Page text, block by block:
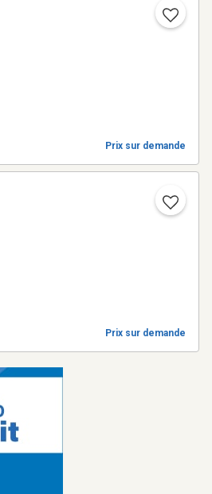
Prix sur demande
Prix sur demande